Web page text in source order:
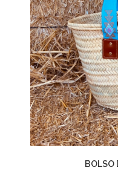
BOLSO